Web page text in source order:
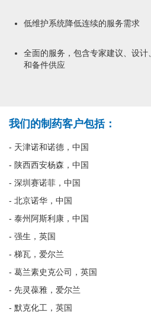
低维护系统降低连续的服务需求
全面的服务，包含专家建议、设
和备件供应
我们的制药客户包括：
- 天津诺和诺德，中国
- 陕西西安杨森，中国
- 深圳赛诺菲，中国
- 北京诺华，中国
- 泰州阿斯利康，中国
- 强生，英国
- 梯瓦，爱尔兰
- 葛兰素史克公司，英国
- 先灵葆雅，爱尔兰
- 默克化工，英国